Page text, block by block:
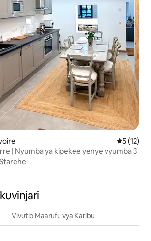
Ukadiriaji
5 (12)
| Nyumba ya kipekee yenye vyumba 3
Starehe
Vivutio Maarufu vya Karibu